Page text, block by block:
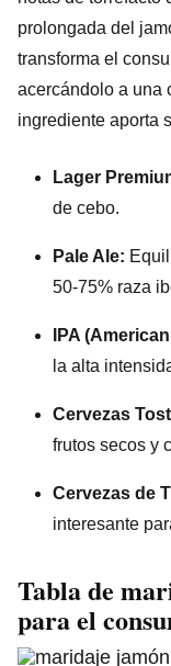
prolongada del
transforma el
acercándolo a una
ingrediente aporta
Lager
de cebo.
Pale Ale:
50-75% raza
IPA
la alta
Cervezas
frutos secos y
Cervezas de
interesante
Tabla de
para el